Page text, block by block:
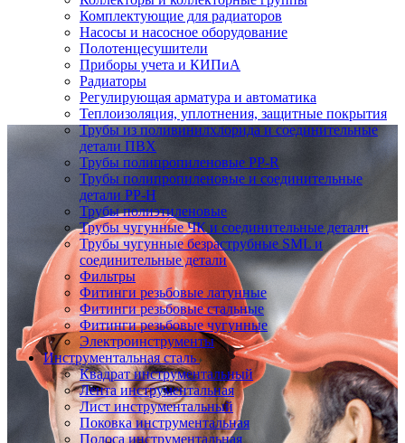
Комплектующие для радиаторов
Насосы и насосное оборудование
Полотенцесушители
Приборы учета и КИПиА
Радиаторы
Регулирующая арматура и автоматика
Теплоизоляция, уплотнения, защитные покрытия
Трубы из поливинилхлорида и соединительные
детали ПВХ
Трубы полипропиленовые PP-R
Трубы полипропиленовые и соединительные
детали PP-H
Трубы полиэтиленовые
Трубы чугунные ЧК и соединительные детали
Трубы чугунные безраструбные SML и
соединительные детали
Фильтры
Фитинги резьбовые латунные
Фитинги резьбовые стальные
Фитинги резьбовые чугунные
Электроинструменты
Инструментальная сталь
Квадрат инструментальный
Лента инструментальная
Лист инструментальный
Поковка инструментальная
Полоса инструментальная